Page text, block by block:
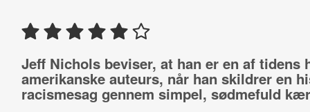
Jeff Nichols beviser, at han er en af tidens
amerikanske auteurs, når han skildrer en
racismesag gennem simpel, sødmefuld